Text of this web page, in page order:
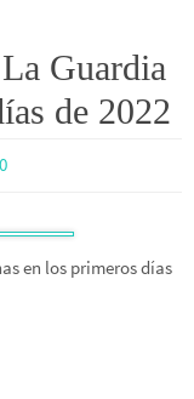
Guardia
de 2022
0
en los primeros días